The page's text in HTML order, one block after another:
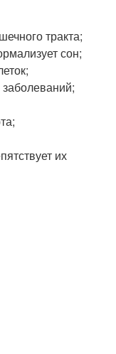
тракта;
сон;
их